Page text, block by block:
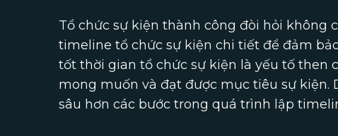
Tổ chức sự kiện thành công đòi hỏi không
timeline tổ chức sự kiện chi tiết để đảm
tốt thời gian tổ chức sự kiện là yếu tố then
mong muốn và đạt được mục tiêu sự kiện.
sâu hơn các bước trong quá trình lập